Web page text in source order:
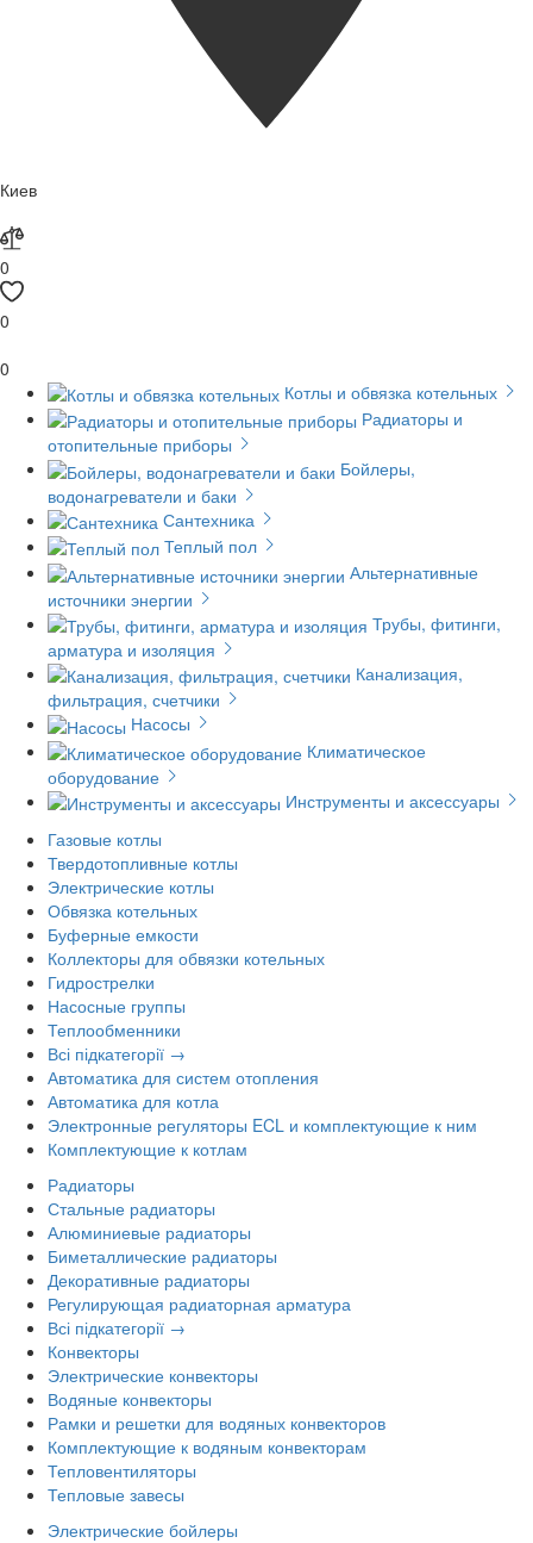
Киев
0
0
0
Котлы и обвязка котельных
Радиаторы и
отопительные приборы
Бойлеры,
водонагреватели и баки
Сантехника
Теплый пол
Альтернативные
источники энергии
Трубы, фитинги,
арматура и изоляция
Канализация,
фильтрация, счетчики
Насосы
Климатическое
оборудование
Инструменты и аксессуары
Газовые котлы
Твердотопливные котлы
Электрические котлы
Обвязка котельных
Буферные емкости
Коллекторы для обвязки котельных
Гидрострелки
Насосные группы
Теплообменники
Всі підкатегорії →
Автоматика для систем отопления
Автоматика для котла
Электронные регуляторы ECL и комплектующие к ним
Комплектующие к котлам
Радиаторы
Стальные радиаторы
Алюминиевые радиаторы
Биметаллические радиаторы
Декоративные радиаторы
Регулирующая радиаторная арматура
Всі підкатегорії →
Конвекторы
Электрические конвекторы
Водяные конвекторы
Рамки и решетки для водяных конвекторов
Комплектующие к водяным конвекторам
Тепловентиляторы
Тепловые завесы
Электрические бойлеры